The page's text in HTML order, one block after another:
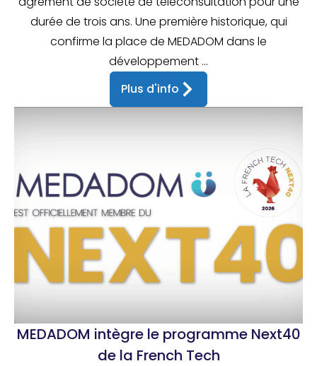
durée de trois ans. Une première historique, qui
confirme la place de MEDADOM dans le
développement ...
Plus d'info
MEDADOM intègre le programme Next40
de la French Tech